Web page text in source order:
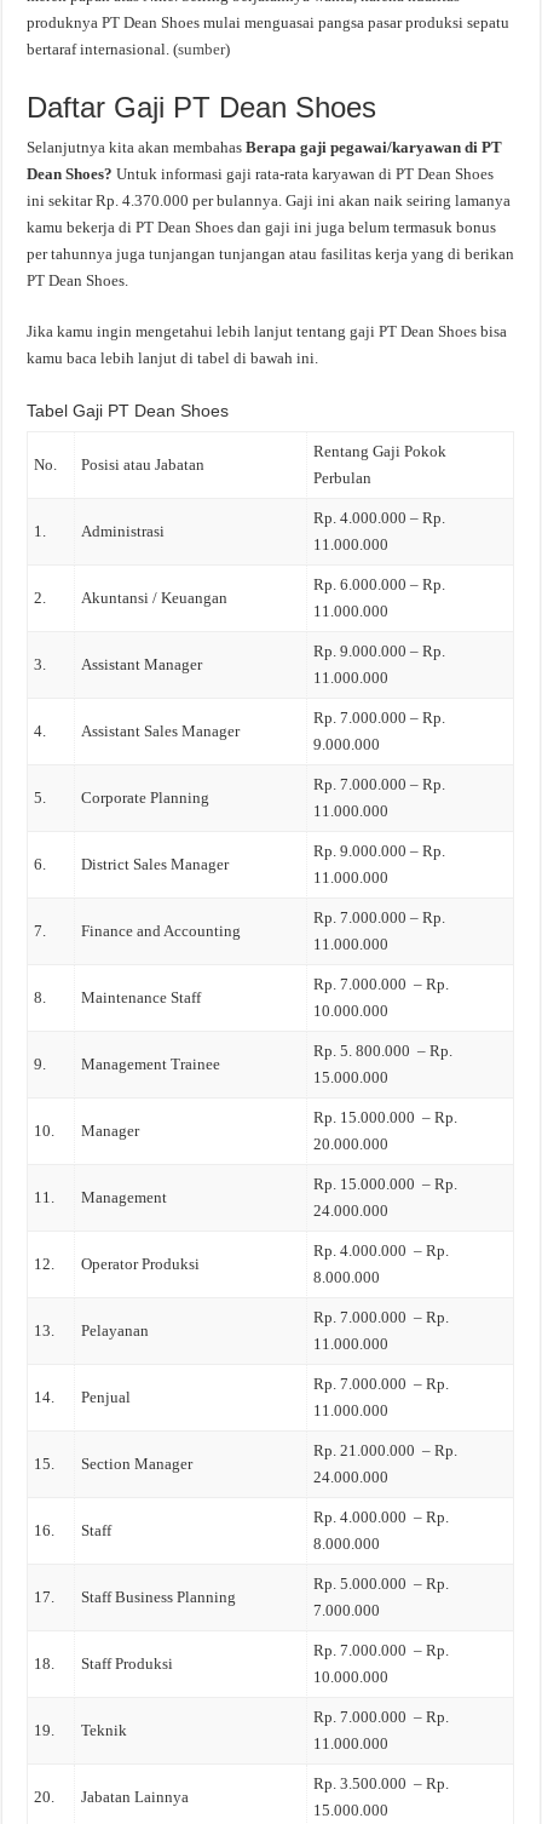
produknya PT Dean Shoes mulai menguasai pangsa pasar produksi sepatu
bertaraf internasional. (sumber)
Daftar Gaji PT Dean Shoes
Selanjutnya kita akan membahasBerapa gaji pegawai/karyawan di PT
Dean Shoes?Untuk informasi gaji rata-rata karyawan di PT Dean Shoes
ini sekitar Rp. 4.370.000 per bulannya. Gaji ini akan naik seiring lamanya
kamu bekerja di PT Dean Shoes dan gaji ini juga belum termasuk bonus
per tahunnya juga tunjangan tunjangan atau fasilitas kerja yang di berikan
PT Dean Shoes.
Jika kamu ingin mengetahui lebih lanjut tentang gaji PT Dean Shoes bisa
kamu baca lebih lanjut di tabel di bawah ini.
Tabel Gaji PT Dean Shoes
No. Posisi atau Jabatan
Rentang Gaji Pokok
Perbulan
1. Administrasi
Rp. 4.000.000 – Rp.
11.000.000
2. Akuntansi / Keuangan
Rp. 6.000.000 – Rp.
11.000.000
3. Assistant Manager
Rp. 9.000.000 – Rp.
11.000.000
4. Assistant Sales Manager
Rp. 7.000.000 – Rp.
9.000.000
5. Corporate Planning
Rp. 7.000.000 – Rp.
11.000.000
6. District Sales Manager
Rp. 9.000.000 – Rp.
11.000.000
7. Finance and Accounting
Rp. 7.000.000 – Rp.
11.000.000
8. Maintenance Staff
Rp. 7.000.000 – Rp.
10.000.000
9. Management Trainee
Rp. 5. 800.000 – Rp.
15.000.000
10. Manager
Rp. 15.000.000 – Rp.
20.000.000
11. Management
Rp. 15.000.000 – Rp.
24.000.000
12. Operator Produksi
Rp. 4.000.000 – Rp.
8.000.000
13. Pelayanan
Rp. 7.000.000 – Rp.
11.000.000
14. Penjual
Rp. 7.000.000 – Rp.
11.000.000
15. Section Manager
Rp. 21.000.000 – Rp.
24.000.000
16. Staff
Rp. 4.000.000 – Rp.
8.000.000
17. Staff Business Planning
Rp. 5.000.000 – Rp.
7.000.000
18. Staff Produksi
Rp. 7.000.000 – Rp.
10.000.000
19. Teknik
Rp. 7.000.000 – Rp.
11.000.000
20. Jabatan Lainnya
Rp. 3.500.000 – Rp.
15.000.000